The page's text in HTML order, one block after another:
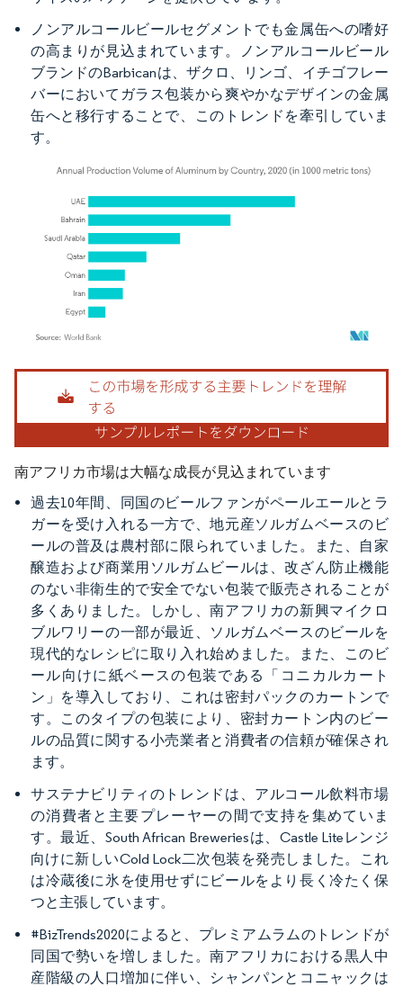
ノンアルコールビールセグメントでも金属缶への嗜好
の高まりが見込まれています。ノンアルコールビール
ブランドのBarbicanは、ザクロ、リンゴ、イチゴフレー
バーにおいてガラス包装から爽やかなデザインの金属
缶へと移行することで、このトレンドを牽引していま
す。
画像 © Mordor Intelligence。再利用にはCC BY 4.0の表示が必要です。
南アフリカ市場は大幅な成長が見込まれています
過去10年間、同国のビールファンがペールエールとラ
ガーを受け入れる一方で、地元産ソルガムベースのビ
ールの普及は農村部に限られていました。また、自家
醸造および商業用ソルガムビールは、改ざん防止機能
のない非衛生的で安全でない包装で販売されることが
多くありました。しかし、南アフリカの新興マイクロ
ブルワリーの一部が最近、ソルガムベースのビールを
現代的なレシピに取り入れ始めました。また、このビ
ール向けに紙ベースの包装である「コニカルカート
ン」を導入しており、これは密封パックのカートンで
す。このタイプの包装により、密封カートン内のビー
ルの品質に関する小売業者と消費者の信頼が確保され
ます。
サステナビリティのトレンドは、アルコール飲料市場
の消費者と主要プレーヤーの間で支持を集めていま
す。最近、South African Breweriesは、Castle Liteレンジ
向けに新しいCold Lock二次包装を発売しました。これ
は冷蔵後に氷を使用せずにビールをより長く冷たく保
つと主張しています。
#BizTrends2020によると、プレミアムラムのトレンドが
同国で勢いを増しました。南アフリカにおける黒人中
産階級の人口増加に伴い、シャンパンとコニャックは